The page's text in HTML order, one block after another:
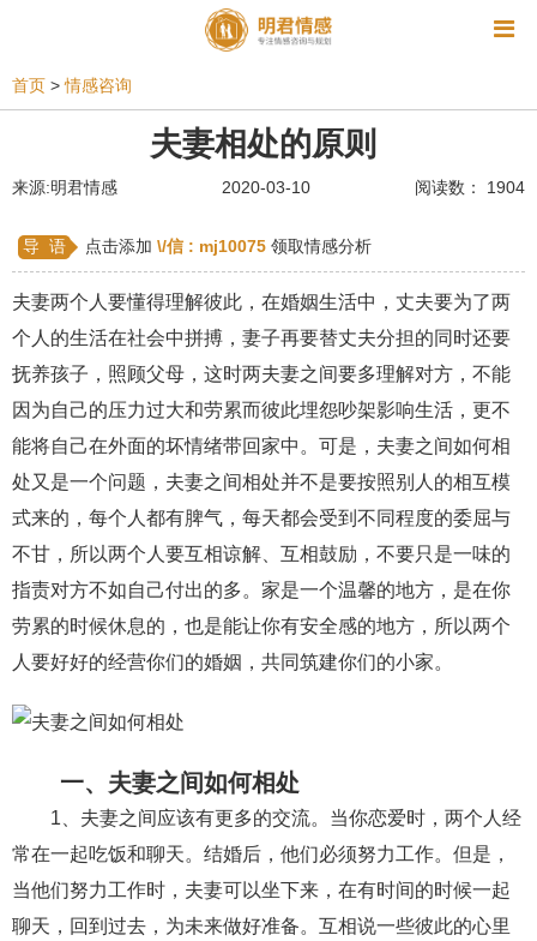
同性恋 恋爱技巧
挽救婚姻 星座情感 离婚 心情
姻缘测试 分娩
水瓶座男生 摩羯座男生 射手座男生
天蝎座男生 天秤座男生 处女座男生
爱情诗句 狮子座男生 爱情歌曲 爱情图片
爱情小说 巨蟹座男生 爱情电影 双子座男生
不和 金牛座男生 白羊座男生 吵架
财产分割 外遇 分手 第三者 心态
变心 感人 伤感 婚姻问题 脾气
十二生肖
异地恋 明星 气质
化妆 挽留前任 避孕 挽回男友 孕妇食谱
挽回老公 产检 家庭暴力 孕中期
经营婚姻 婚姻修复 孕早期 感情挽回
首页 > 情感咨询
夫妻相处的原则
来源:明君情感 2020-03-10 阅读数： 1904
导 语 点击添加 \/信 : mj10075 领取情感分析
夫妻两个人要懂得理解彼此，在婚姻生活中，丈夫要为了两
个人的生活在社会中拼搏，妻子再要替丈夫分担的同时还要
抚养孩子，照顾父母，这时两夫妻之间要多理解对方，不能
因为自己的压力过大和劳累而彼此埋怨吵架影响生活，更不
能将自己在外面的坏情绪带回家中。可是，夫妻之间如何相
处又是一个问题，夫妻之间相处并不是要按照别人的相互模
式来的，每个人都有脾气，每天都会受到不同程度的委屈与
不甘，所以两个人要互相谅解、互相鼓励，不要只是一味的
指责对方不如自己付出的多。家是一个温馨的地方，是在你
劳累的时候休息的，也是能让你有安全感的地方，所以两个
人要好好的经营你们的婚姻，共同筑建你们的小家。
一、夫妻之间如何相处
1、夫妻之间应该有更多的交流。当你恋爱时，两个人经
常在一起吃饭和聊天。结婚后，他们必须努力工作。但是，
当他们努力工作时，夫妻可以坐下来，在有时间的时候一起
聊天，回到过去，为未来做好准备。互相说一些彼此的心里